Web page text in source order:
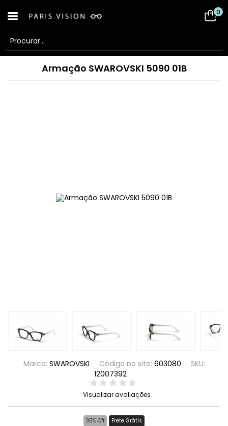
0
Armação SWAROVSKI 5090 01B
Marca: SWAROVSKI Código no site: 603080
SKU:
12007392
Visualizar avaliações
35% Off Frete Grátis